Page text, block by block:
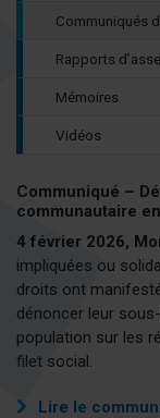
PROPOS
Communiqués
Rapports
Mémoires
Vidéos
Communiqué –
communautaire
4 février 2026,
impliquées ou
droits ont
dénoncer leur
population sur les
filet social.
Lire le